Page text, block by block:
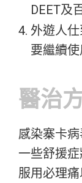
DEET及
外遊人
要繼續
醫治
感染寨卡
一些舒援
服用必理